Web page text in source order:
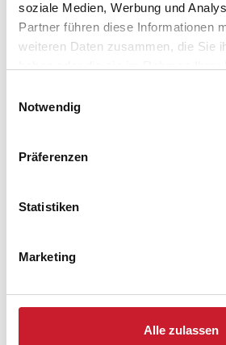
soziale Medien, Werbung und
Partner führen diese Informationen
weiteren Daten zusammen, die Sie
Notwendig
Präferenzen
Statistiken
Marketing
Alle zulassen
Reisedauer auswählen
Sie bekommen Verfügbarkeit
Reisezeitraumes auch Änderungen bei
können.
belegt